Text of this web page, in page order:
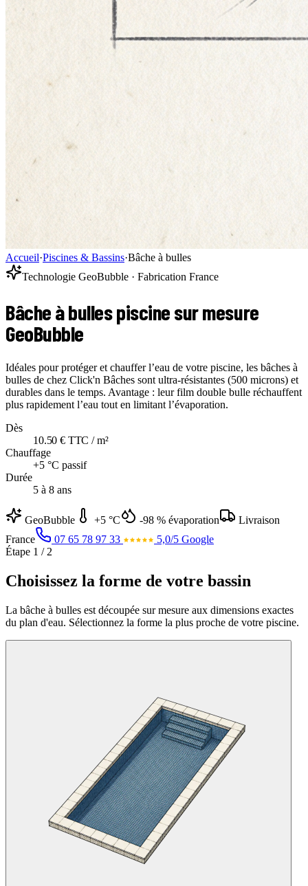
Accueil·Piscines & Bassins·Bâche à bulles
Technologie GeoBubble · Fabrication France
Bâche à bulles piscinesur mesure
GeoBubble
Idéales pour protéger et chauffer l’eau de votre piscine, les bâches à
bulles de chez Click'n Bâches sont ultra-résistantes (500 microns) et
durables dans le temps. Avantage : leur film double bulle réchauffent
plus rapidement l’eau tout en limitant l’évaporation.
Dès
10.50 € TTC / m²
Chauffage
+5 °C passif
Durée
5 à 8 ans
GeoBubble +5 °C -98 % évaporation
Livraison
France
07 65 78 97 33
5,0/5 Google
Étape 1 / 2
Choisissez la forme de votre bassin
La bâche à bulles est découpée sur mesure aux dimensions exactes
du plan d'eau. Sélectionnez la forme la plus proche de votre piscine.